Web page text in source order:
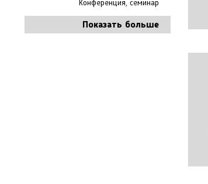
Конференция, семинар
Показать больше